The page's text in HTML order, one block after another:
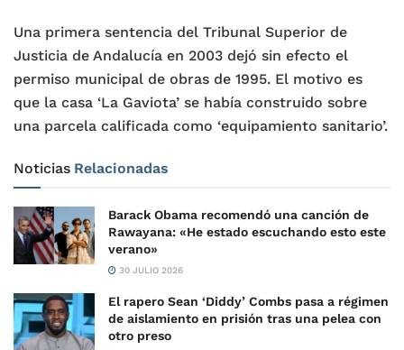
Una primera sentencia del Tribunal Superior de
Justicia de Andalucía en 2003 dejó sin efecto el
permiso municipal de obras de 1995. El motivo es
que la casa ‘La Gaviota’ se había construido sobre
una parcela calificada como ‘equipamiento sanitario’.
Noticias Relacionadas
Barack Obama recomendó una canción de
Rawayana: «He estado escuchando esto este
verano»
30 JULIO 2026
El rapero Sean ‘Diddy’ Combs pasa a régimen
de aislamiento en prisión tras una pelea con
otro preso